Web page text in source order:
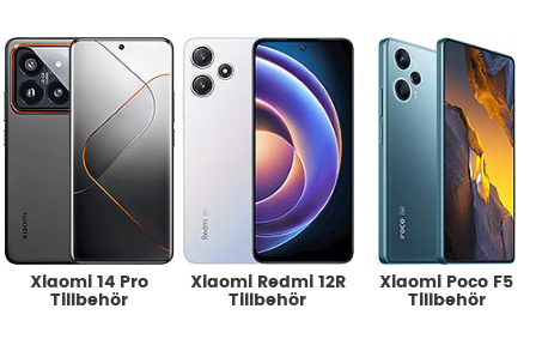
Xiaomi 14 Pro
Tillbehör
Xiaomi Redmi 12R
Tillbehör
Xiaomi Poco F5
Tillbehör